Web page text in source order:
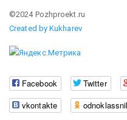
©2024 Pozhproekt.ru
Created by Kukharev
Facebook Twitter
vkontakte